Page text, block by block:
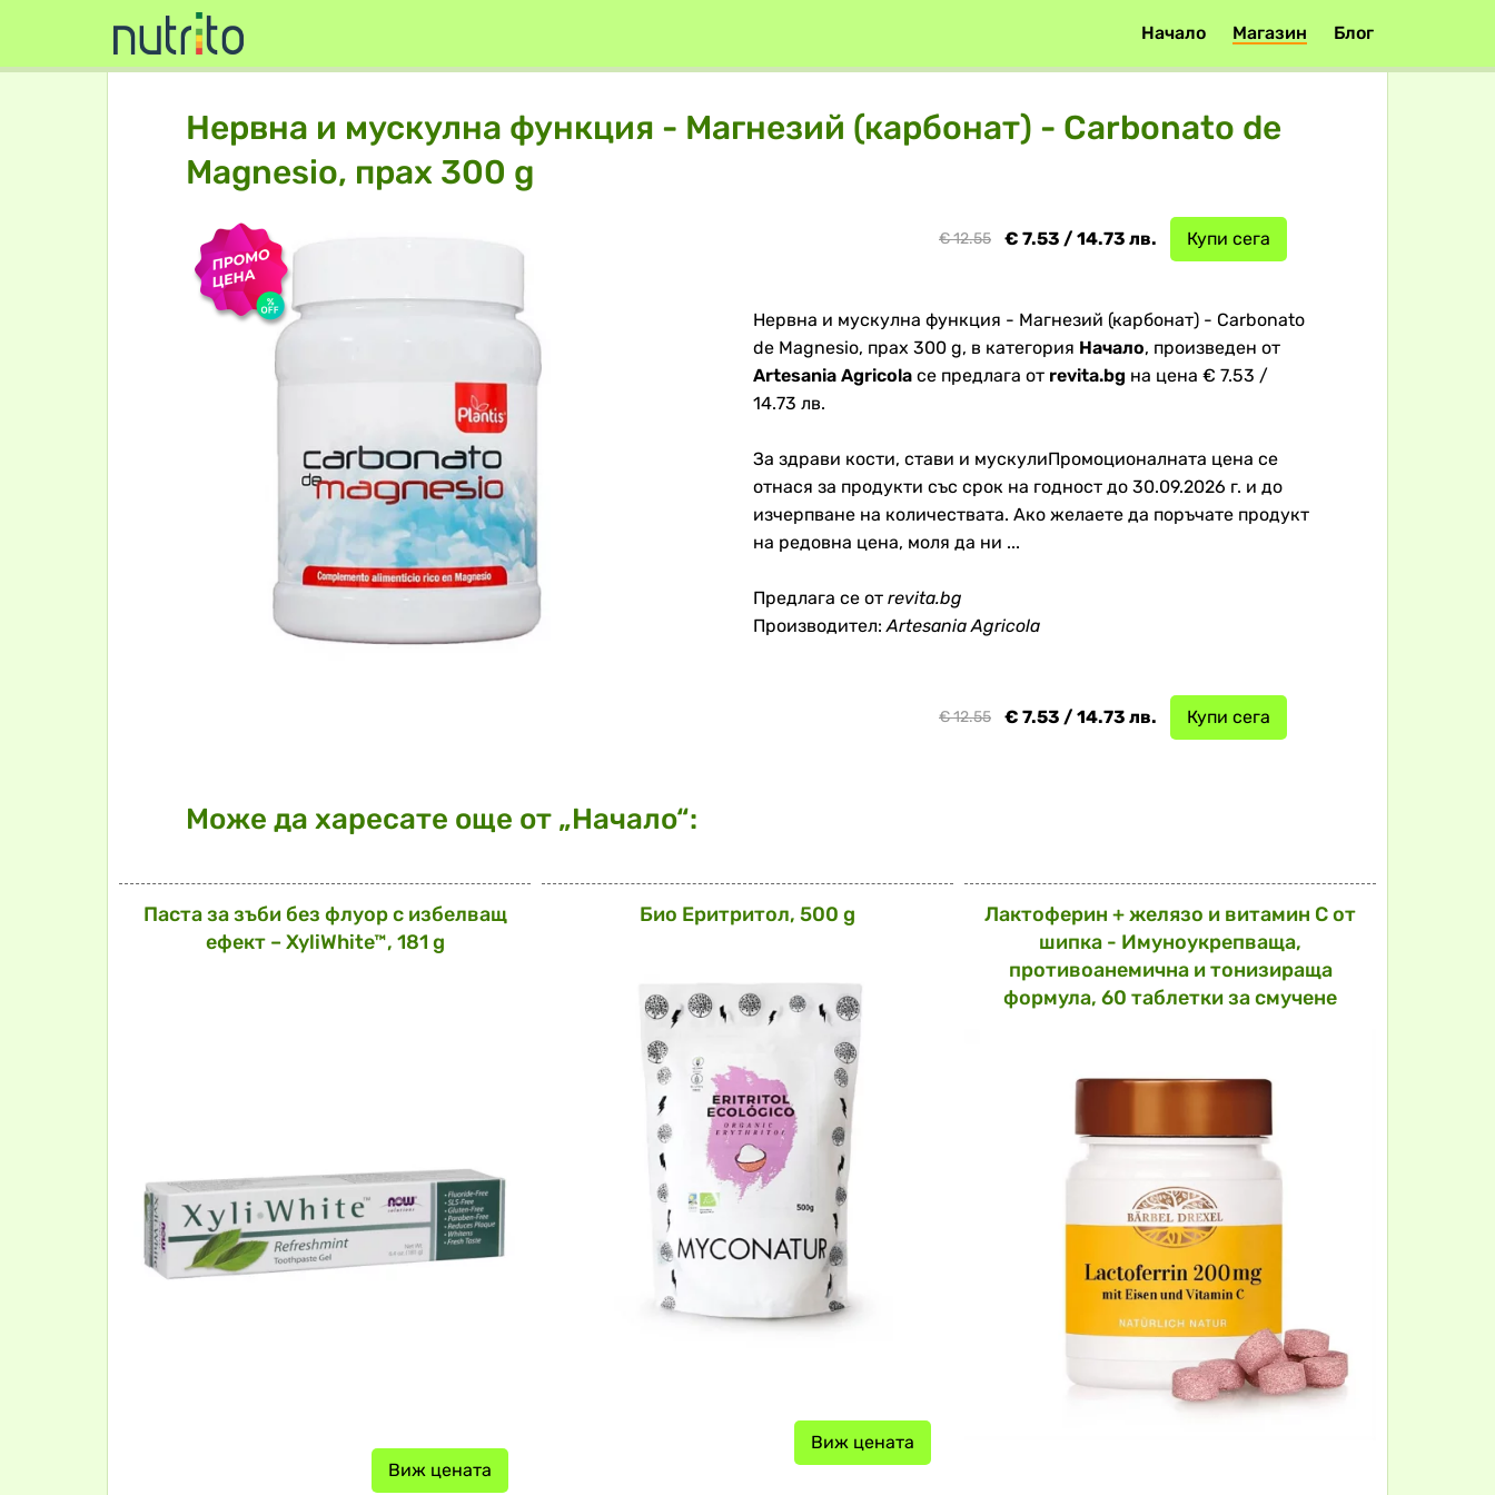
Начало Магазин Блог
Нервна и мускулна функция - Магнезий (карбонат) - Carbonato de
Magnesio, прах 300 g
Купи сега
€ 7.53 / 14.73 лв.
€ 12.55
Нервна и мускулна функция - Магнезий (карбонат) - Carbonato
de Magnesio, прах 300 g, в категория Начало, произведен от
Artesania Agricola се предлага от revita.bg на цена € 7.53 /
14.73 лв.
За здрави кости, стави и мускулиПромоционалната цена се
отнася за продукти със срок на годност до 30.09.2026 г. и до
изчерпване на количествата. Ако желаете да поръчате продукт
на редовна цена, моля да ни ...
Предлага се от revita.bg
Производител:Artesania Agricola
Купи сега
€ 7.53 / 14.73 лв.
€ 12.55
Може да харесате още от „Начало“:
Паста за зъби без флуор с избелващ
ефект – XyliWhite™, 181 g
Виж цената
Био Еритритол, 500 g
Виж цената
Лактоферин + желязо и витамин С от
шипка - Имуноукрепваща,
противоанемична и тонизираща
формула, 60 таблетки за смучене